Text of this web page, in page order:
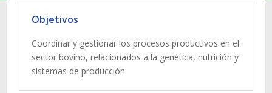
Objetivos
Coordinar y gestionar los procesos productivos en el
sector bovino, relacionados a la genética, nutrición y
sistemas de producción.